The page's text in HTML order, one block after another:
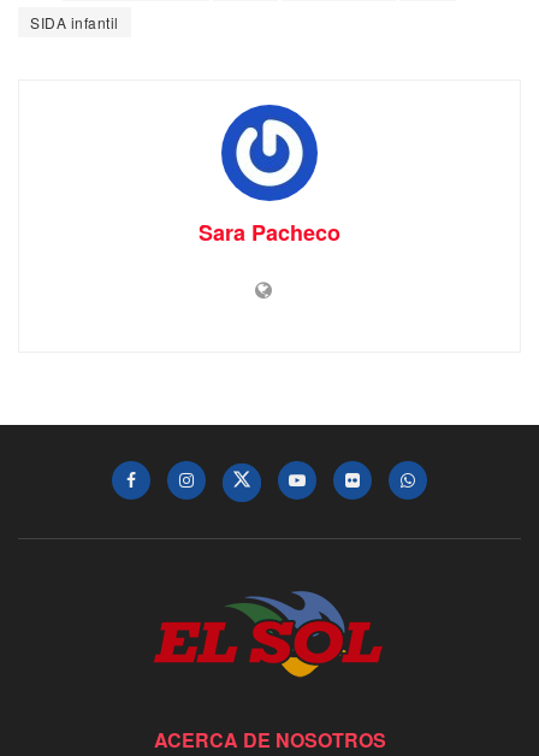
SIDA infantil
Sara Pacheco
ACERCA DE NOSOTROS